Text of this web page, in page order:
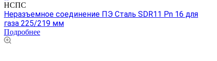
НСПС
Неразъемное соединение ПЭ Сталь SDR11 Pn 16 для
газа 225/219 мм
Подробнее